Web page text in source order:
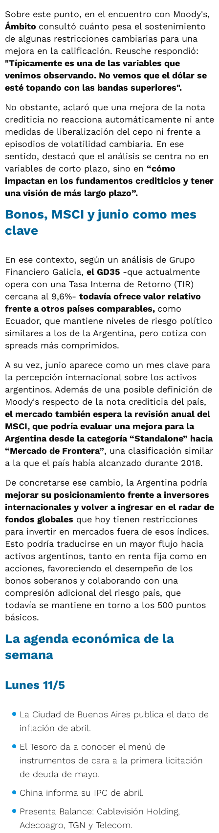
Sobre este punto, en el encuentro con Moody's,
Ámbito consultó cuánto pesa el sostenimiento
de algunas restricciones cambiarias para una
mejora en la calificación. Reusche respondió:
"Típicamente es una de las variables que
venimos observando. No vemos que el dólar se
esté topando con las bandas superiores".
No obstante, aclaró que una mejora de la nota
crediticia no reacciona automáticamente ni ante
medidas de liberalización del cepo ni frente a
episodios de volatilidad cambiaria. En ese
sentido, destacó que el análisis se centra no en
variables de corto plazo, sino en “cómo
impactan en los fundamentos crediticios y tener
una visión de más largo plazo”.
Bonos, MSCI y junio como mes
clave
En ese contexto, según un análisis de Grupo
Financiero Galicia, el GD35 -que actualmente
opera con una Tasa Interna de Retorno (TIR)
cercana al 9,6%- todavía ofrece valor relativo
frente a otros países comparables, como
Ecuador, que mantiene niveles de riesgo político
similares a los de la Argentina, pero cotiza con
spreads más comprimidos.
A su vez, junio aparece como un mes clave para
la percepción internacional sobre los activos
argentinos. Además de una posible definición de
Moody's respecto de la nota crediticia del país,
el mercado también espera la revisión anual del
MSCI, que podría evaluar una mejora para la
Argentina desde la categoría “Standalone” hacia
“Mercado de Frontera”, una clasificación similar
a la que el país había alcanzado durante 2018.
De concretarse ese cambio, la Argentina podría
mejorar su posicionamiento frente a inversores
internacionales y volver a ingresar en el radar de
fondos globales que hoy tienen restricciones
para invertir en mercados fuera de esos índices.
Esto podría traducirse en un mayor flujo hacia
activos argentinos, tanto en renta fija como en
acciones, favoreciendo el desempeño de los
bonos soberanos y colaborando con una
compresión adicional del riesgo país, que
todavía se mantiene en torno a los 500 puntos
básicos.
La agenda económica de la
semana
Lunes 11/5
La Ciudad de Buenos Aires publica el dato de
inflación de abril.
El Tesoro da a conocer el menú de
instrumentos de cara a la primera licitación
de deuda de mayo.
China informa su IPC de abril.
Presenta Balance: Cablevisión Holding,
Adecoagro, TGN y Telecom.